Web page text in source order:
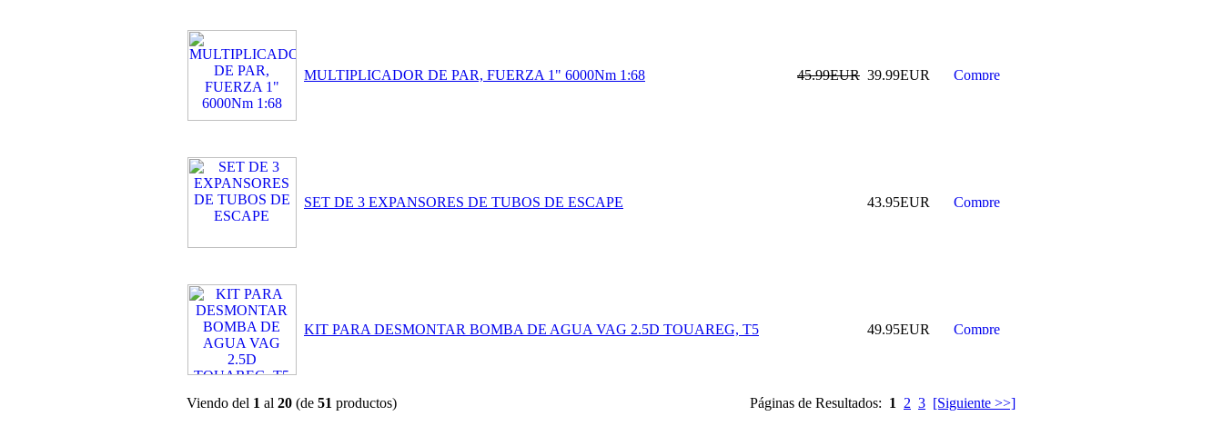
MULTIPLICADOR DE PAR, FUERZA 1" 6000Nm 1:68 45.99EUR 39.99EUR
SET DE 3 EXPANSORES DE TUBOS DE ESCAPE 43.95EUR
KIT PARA DESMONTAR BOMBA DE AGUA VAG 2.5D TOUAREG, T5 49.95EUR
Viendo del 1 al 20 (de 51 productos) Páginas de Resultados: 1 2 3 [Siguiente >>]